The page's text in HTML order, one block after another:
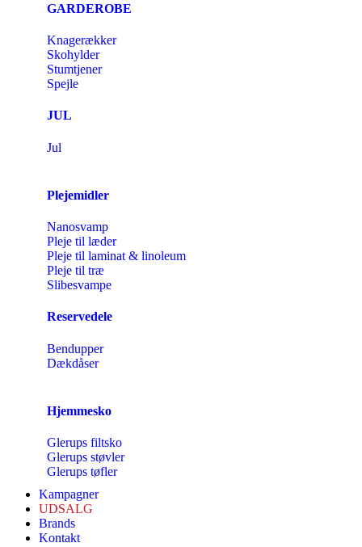
GARDEROBE
Knagerækker
Skohylder
Stumtjener
Spejle
JUL
Jul
Plejemidler
Nanosvamp
Pleje til læder
Pleje til laminat & linoleum
Pleje til træ
Slibesvampe
Reservedele
Bendupper
Dækdåser
Hjemmesko
Glerups filtsko
Glerups støvler
Glerups tøfler
Kampagner
UDSALG
Brands
Kontakt